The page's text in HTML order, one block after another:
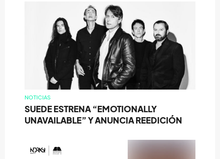
NOTICIAS
SUEDE ESTRENA “EMOTIONALLY
UNAVAILABLE” Y ANUNCIA REEDICIÓN